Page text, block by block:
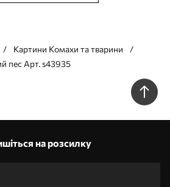
Картини Комахи та тварини
пес Арт. s43935
на розсилку